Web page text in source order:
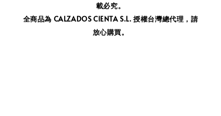
載必究。
全商品為 CALZADOS CIENTA S.L. 授權台灣總代理，請
放心購買。